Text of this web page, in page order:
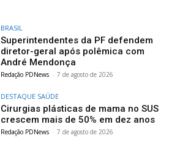
BRASIL
Superintendentes da PF defendem
diretor-geral após polêmica com
André Mendonça
Redação PDNews - 7 de agosto de 2026
DESTAQUE SAÚDE
Cirurgias plásticas de mama no SUS
crescem mais de 50% em dez anos
Redação PDNews - 7 de agosto de 2026